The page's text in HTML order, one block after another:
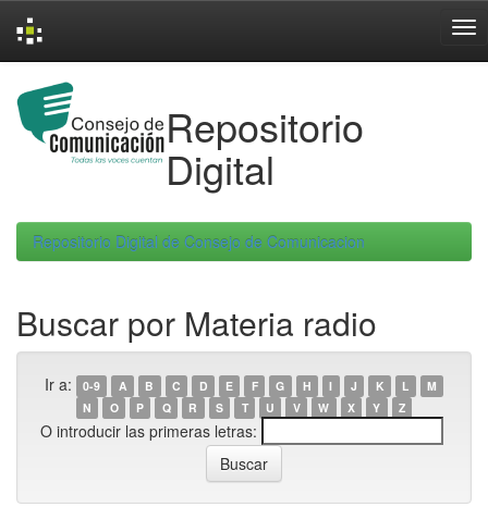
navigation
Repositorio
Digital
Repositorio Digital de Consejo de Comunicacion
Buscar por Materia radio
Ir a: 0-9 A B C D E F G H I J K L
M
N
O P Q R S T U V W X Y Z
O introducir las primeras letras: